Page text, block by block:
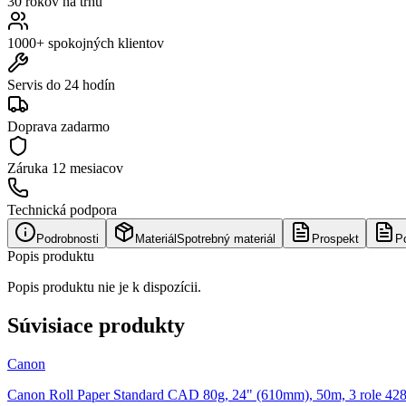
1000+ spokojných klientov
Servis do 24 hodín
Doprava zadarmo
Záruka 12 mesiacov
Technická podpora
Podrobnosti Materiál Spotrebný materiál Prospekt
Popis produktu
Popis produktu nie je k dispozícii.
Súvisiace produkty
Canon
Canon Roll Paper Standard CAD 80g, 24" (610mm), 50m, 3 role